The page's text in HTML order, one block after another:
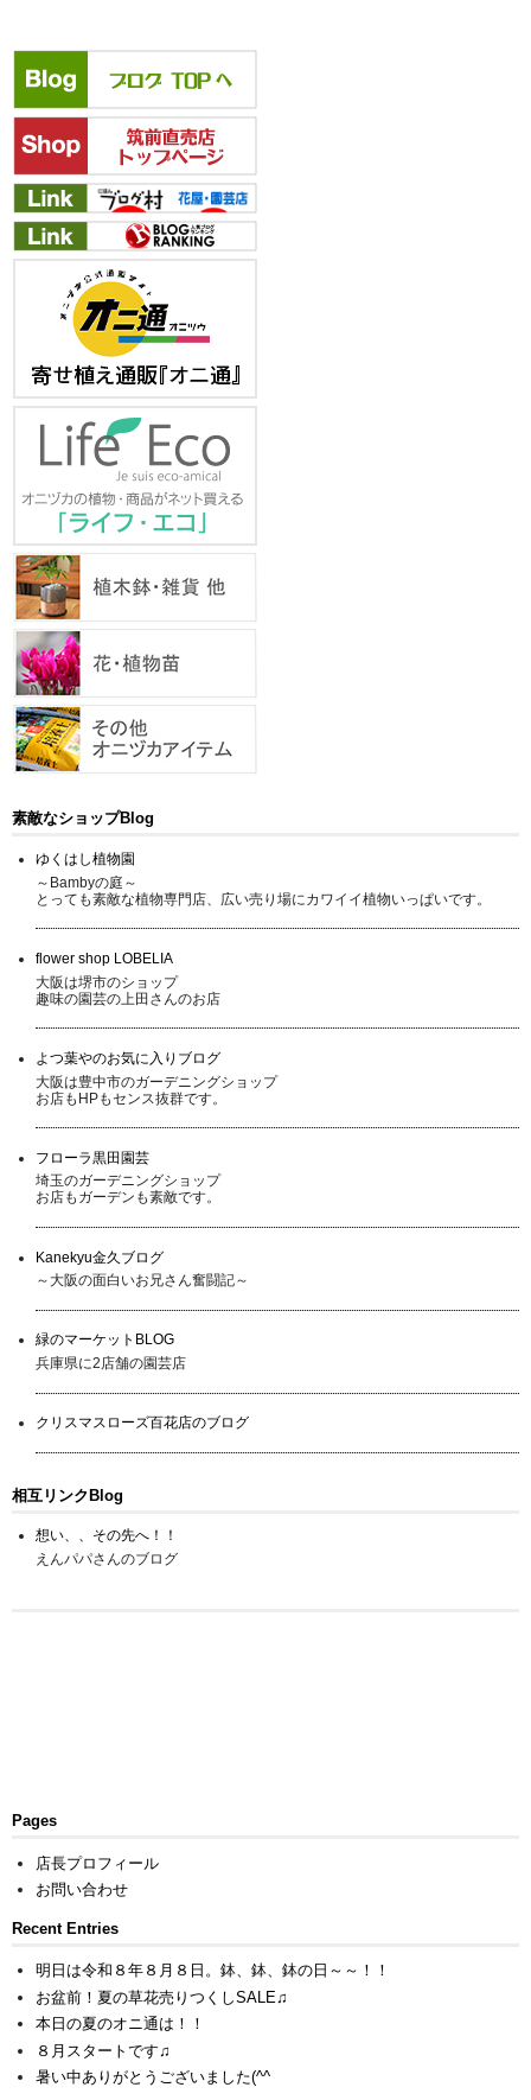
素敵なショップBlog
ゆくはし植物園
～Bambyの庭～
とっても素敵な植物専門店、広い売り場にカワイイ植物いっぱいです。
flower shop LOBELIA
大阪は堺市のショップ
趣味の園芸の上田さんのお店
よつ葉やのお気に入りブログ
大阪は豊中市のガーデニングショップ
お店もHPもセンス抜群です。
フローラ黒田園芸
埼玉のガーデニングショップ
お店もガーデンも素敵です。
Kanekyu金久ブログ
～大阪の面白いお兄さん奮闘記～
緑のマーケットBLOG
兵庫県に2店舗の園芸店
クリスマスローズ百花店のブログ
相互リンクBlog
想い、、その先へ！！
えんパパさんのブログ
Pages
店長プロフィール
お問い合わせ
Recent Entries
明日は令和８年８月８日。鉢、鉢、鉢の日～～！！
お盆前！夏の草花売りつくしSALE♫
本日の夏のオニ通は！！
８月スタートです♫
暑い中ありがとうございました(^^ゞ